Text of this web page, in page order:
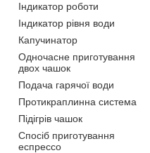
Індикатор роботи
Індикатор рівня води
Капучинатор
Одночасне приготування
двох чашок
Подача гарячої води
Протикраплинна система
Підігрів чашок
Спосіб приготування
еспрессо